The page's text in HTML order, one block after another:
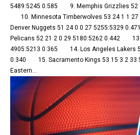
5489:5245 0.585 9. Memphis Grizzlies 52 27 2 2 21 4924:4913 0.558
Denver Nuggets 51 24 0 0 27 5255:5329 0.471 12. New Orleans
Pelicans 52 21 2 0 29 5180:5262 0.442 13. Utah Jazz 52 18 1 1 32
4905:5213 0.365 14. Los Angeles Lakers 53 18 0 1 34 5325:5599
0.340 15. Sacramento Kings 53 15 3 2 33 5366:5487 0.340 #
Eastern...